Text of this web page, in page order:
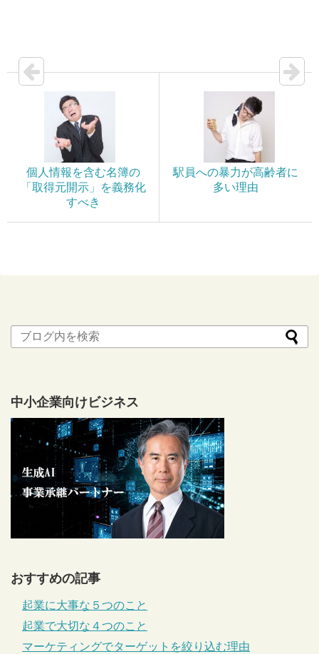
個人情報を含む名簿の
「取得元開示」を義務化
すべき
駅員への暴力が高齢者に
多い理由
中小企業向けビジネス
おすすめの記事
起業に大事な５つのこと
起業で大切な４つのこと
マーケティングでターゲットを絞り込む理由